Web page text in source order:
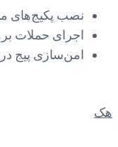
نصب پکیج‌های
اجرای حملات
امن‌سازی پیج
هک